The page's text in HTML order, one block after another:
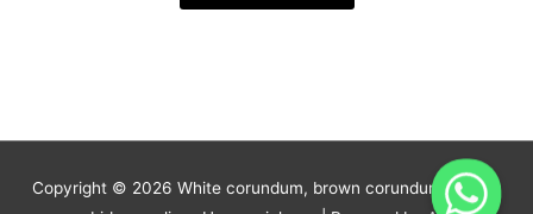
Copyright © 2026 White corundum, brown corundum. Silicon